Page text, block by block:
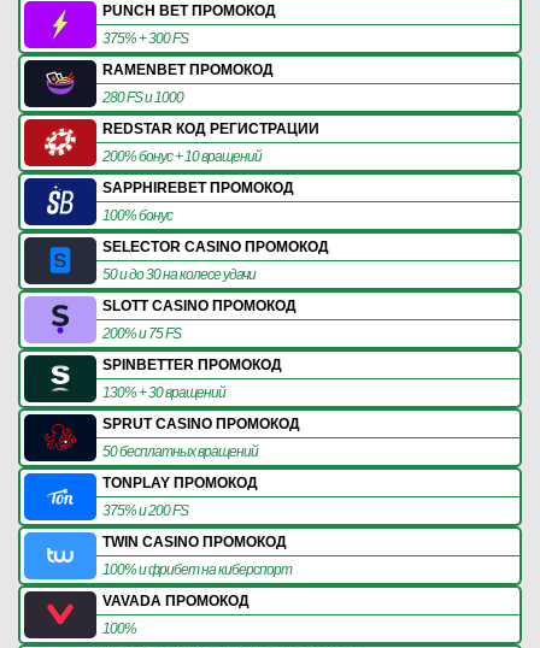
PUNCH BET ПРОМОКОД
375% + 300 FS
RAMENBET ПРОМОКОД
280 FS и 1000
REDSTAR КОД РЕГИСТРАЦИИ
200% бонус + 10 вращений
SAPPHIREBET ПРОМОКОД
100% бонус
SELECTOR CASINO ПРОМОКОД
50 и до 30 на колесе удачи
SLOTT CASINO ПРОМОКОД
200% и 75 FS
SPINBETTER ПРОМОКОД
130% + 30 вращений
SPRUT CASINO ПРОМОКОД
50 бесплатных вращений
TONPLAY ПРОМОКОД
375% и 200 FS
TWIN CASINO ПРОМОКОД
100% и фрибет на киберспорт
VAVADA ПРОМОКОД
100%